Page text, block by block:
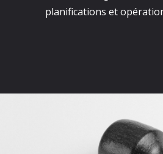
planifications et